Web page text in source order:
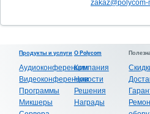
zakaz@polycom-
Продукты и услуги
Аудиоконференции
Видеоконференции
Программы
Микшеры
О Polycom
Компания
Новости
Решения
Награды